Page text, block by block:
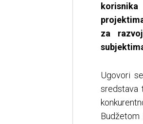
za
Ugovori
sredstava
Budžetom